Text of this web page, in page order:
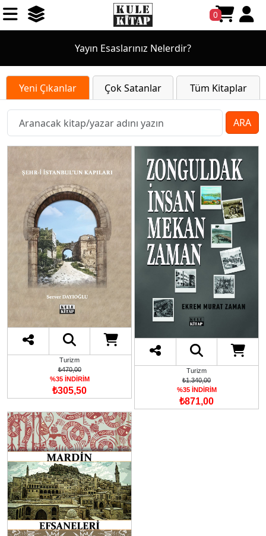
0
Yayın Esaslarınız Nelerdir?
Yeni Çıkanlar Çok Satanlar Tüm Kitaplar
ARA
Turizm
₺470,00
%35 İNDİRİM
₺305,50
Turizm
₺1.340,00
%35 İNDİRİM
₺871,00